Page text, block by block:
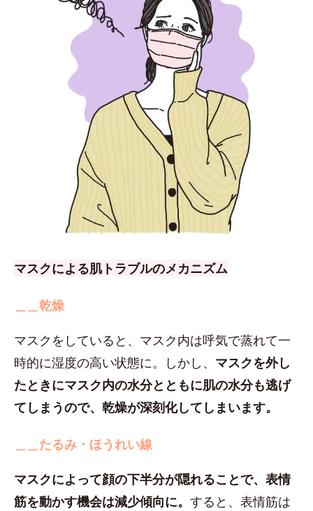
マスクによる肌トラブルのメカニズム
＿＿乾燥
マスクをしていると、マスク内は呼気で蒸れて一
時的に湿度の高い状態に。しかし、 マスクを外し
たときにマスク内の水分とともに肌の水分も逃げ
てしまうので、乾燥が深刻化してしまいます。
＿＿たるみ・ほうれい線
マスクによって顔の下半分が隠れることで、表情
筋を動かす機会は減少傾向に。 すると、表情筋は